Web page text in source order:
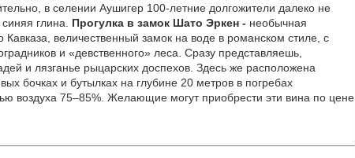
в селении Аушигер 100-летние долгожители далеко не
глина.
Прогулка в замок Шато Эркен - необычная
величественный замок на воде в романском стиле, с
и «девственного» леса. Сразу представляешь,
и лязганье рыцарских доспехов. Здесь же расположена
бочках и бутылках на глубине 20 метров в погребах
воздуха 75–85%. Желающие могут приобрести эти вина по цене